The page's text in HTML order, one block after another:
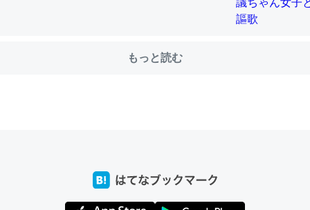
か使わないので回線代ほとんどかからないですよ。参考：
う。/早速夕食に作った！本当にスナップえんどうが止まらなくなった…
もっと読む